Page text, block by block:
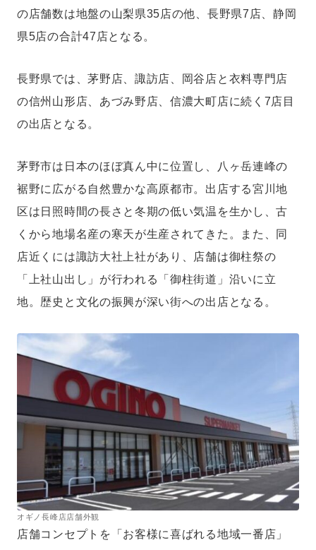
の店舗数は地盤の山梨県35店の他、長野県7店、静岡
県5店の合計47店となる。
長野県では、茅野店、諏訪店、岡谷店と衣料専門店
の信州山形店、あづみ野店、信濃大町店に続く7店目
の出店となる。
茅野市は日本のほぼ真ん中に位置し、八ヶ岳連峰の
裾野に広がる自然豊かな高原都市。出店する宮川地
区は日照時間の長さと冬期の低い気温を生かし、古
くから地場名産の寒天が生産されてきた。また、同
店近くには諏訪大社上社があり、店舗は御柱祭の
「上社山出し」が行われる「御柱街道」沿いに立
地。歴史と文化の振興が深い街への出店となる。
オギノ長峰店店舗外観
店舗コンセプトを「お客様に喜ばれる地域一番店」